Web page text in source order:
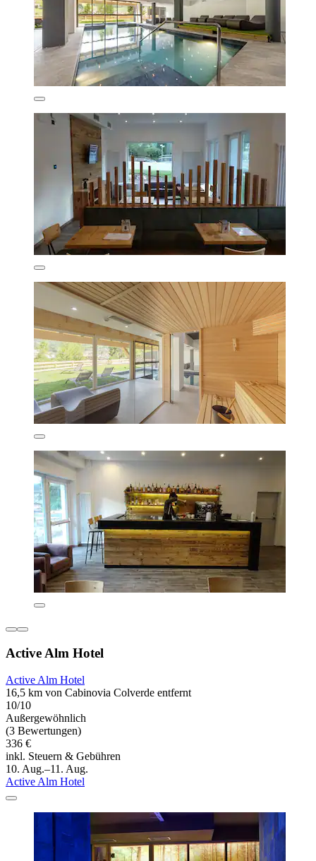
Active Alm Hotel
Active Alm Hotel
16,5 km von Cabinovia Colverde entfernt
10/10
Außergewöhnlich
(3 Bewertungen)
336 €
inkl. Steuern & Gebühren
10. Aug.–11. Aug.
Active Alm Hotel